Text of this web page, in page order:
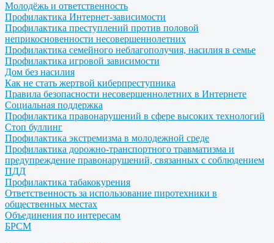
Молодёжь и ответственность
Профилактика Интернет-зависимости
Профилактика преступлений против половой
неприкосновенности несовершеннолетних
Профилактика семейного неблагополучия, насилия в семье
Профилактика игровой зависимости
Дом без насилия
Как не стать жертвой киберпреступника
Правила безопасности несовершеннолетних в Интернете
Социальная поддержка
Профилактика правонарушений в сфере высоких технологий
Стоп буллинг
Профилактика экстремизма в молодежной среде
Профилактика дорожно-транспортного травматизма и
предупреждение правонарушений, связанных с соблюдением
ПДД
Профилактика табакокурения
Ответственность за использование пиротехники в
общественных местах
Объединения по интересам
БРСМ